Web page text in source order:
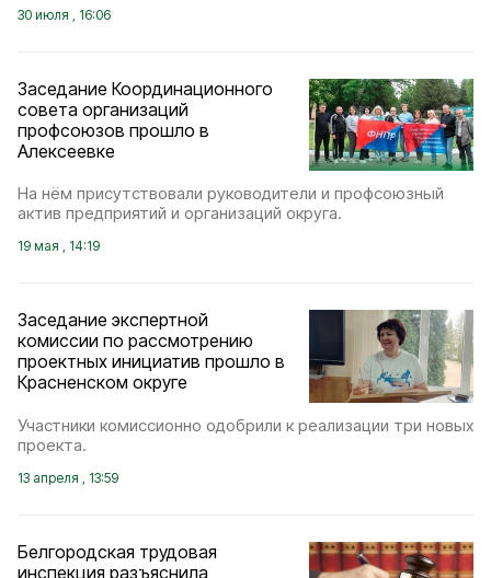
30 июля , 16:06
Заседание Координационного
совета организаций
профсоюзов прошло в
Алексеевке
На нём присутствовали руководители и профсоюзный
актив предприятий и организаций округа.
19 мая , 14:19
Заседание экспертной
комиссии по рассмотрению
проектных инициатив прошло в
Красненском округе
Участники комиссионно одобрили к реализации три новых
проекта.
13 апреля , 13:59
Белгородская трудовая
инспекция разъяснила